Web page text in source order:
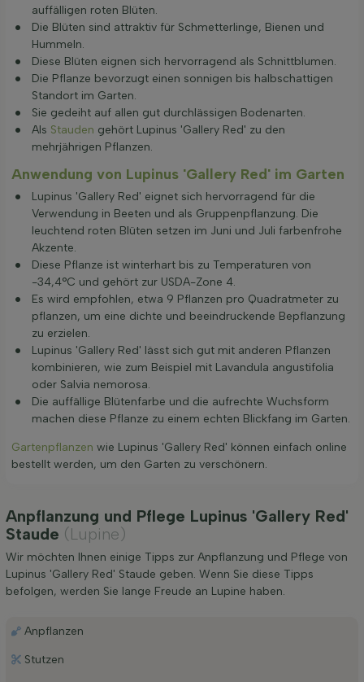
auffälligen roten Blüten.
Die Blüten sind attraktiv für Schmetterlinge, Bienen und
Hummeln.
Diese Blüten eignen sich hervorragend als Schnittblumen.
Die Pflanze bevorzugt einen sonnigen bis halbschattigen
Standort im Garten.
Sie gedeiht auf allen gut durchlässigen Bodenarten.
Als Stauden gehört Lupinus 'Gallery Red' zu den
mehrjährigen Pflanzen.
Anwendung von Lupinus 'Gallery Red' im Garten
Lupinus 'Gallery Red' eignet sich hervorragend für die
Verwendung in Beeten und als Gruppenpflanzung. Die
leuchtend roten Blüten setzen im Juni und Juli farbenfrohe
Akzente.
Diese Pflanze ist winterhart bis zu Temperaturen von
-34,4°C und gehört zur USDA-Zone 4.
Es wird empfohlen, etwa 9 Pflanzen pro Quadratmeter zu
pflanzen, um eine dichte und beeindruckende Bepflanzung
zu erzielen.
Lupinus 'Gallery Red' lässt sich gut mit anderen Pflanzen
kombinieren, wie zum Beispiel mit Lavandula angustifolia
oder Salvia nemorosa.
Die auffällige Blütenfarbe und die aufrechte Wuchsform
machen diese Pflanze zu einem echten Blickfang im Garten.
Gartenpflanzen wie Lupinus 'Gallery Red' können einfach online
bestellt werden, um den Garten zu verschönern.
Anpflanzung und Pflege Lupinus 'Gallery Red'
Staude (Lupine)
Wir möchten Ihnen einige Tipps zur Anpflanzung und Pflege von
Lupinus 'Gallery Red' Staude geben. Wenn Sie diese Tipps
befolgen, werden Sie lange Freude an Lupine haben.
Anpflanzen
Stutzen